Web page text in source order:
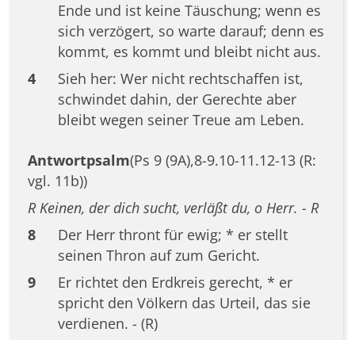
Ende und ist keine Täuschung; wenn es
sich verzögert, so warte darauf; denn es
kommt, es kommt und bleibt nicht aus.
4
Sieh her: Wer nicht rechtschaffen ist,
schwindet dahin, der Gerechte aber
bleibt wegen seiner Treue am Leben.
Antwortpsalm(Ps 9 (9A),8-9.10-11.12-13 (R:
vgl. 11b))
R Keinen, der dich sucht, verläßt du, o Herr. - R
8
Der Herr thront für ewig; * er stellt
seinen Thron auf zum Gericht.
9
Er richtet den Erdkreis gerecht, * er
spricht den Völkern das Urteil, das sie
verdienen. - (R)